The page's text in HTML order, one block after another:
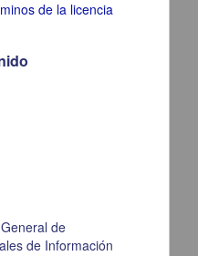
de la licencia
de
de Información